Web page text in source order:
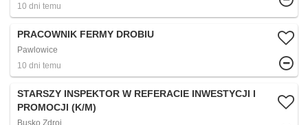
10 dni temu
PRACOWNIK FERMY DROBIU
Pawlowice
10 dni temu
STARSZY INSPEKTOR W REFERACIE INWESTYCJI I
PROMOCJI (K/M)